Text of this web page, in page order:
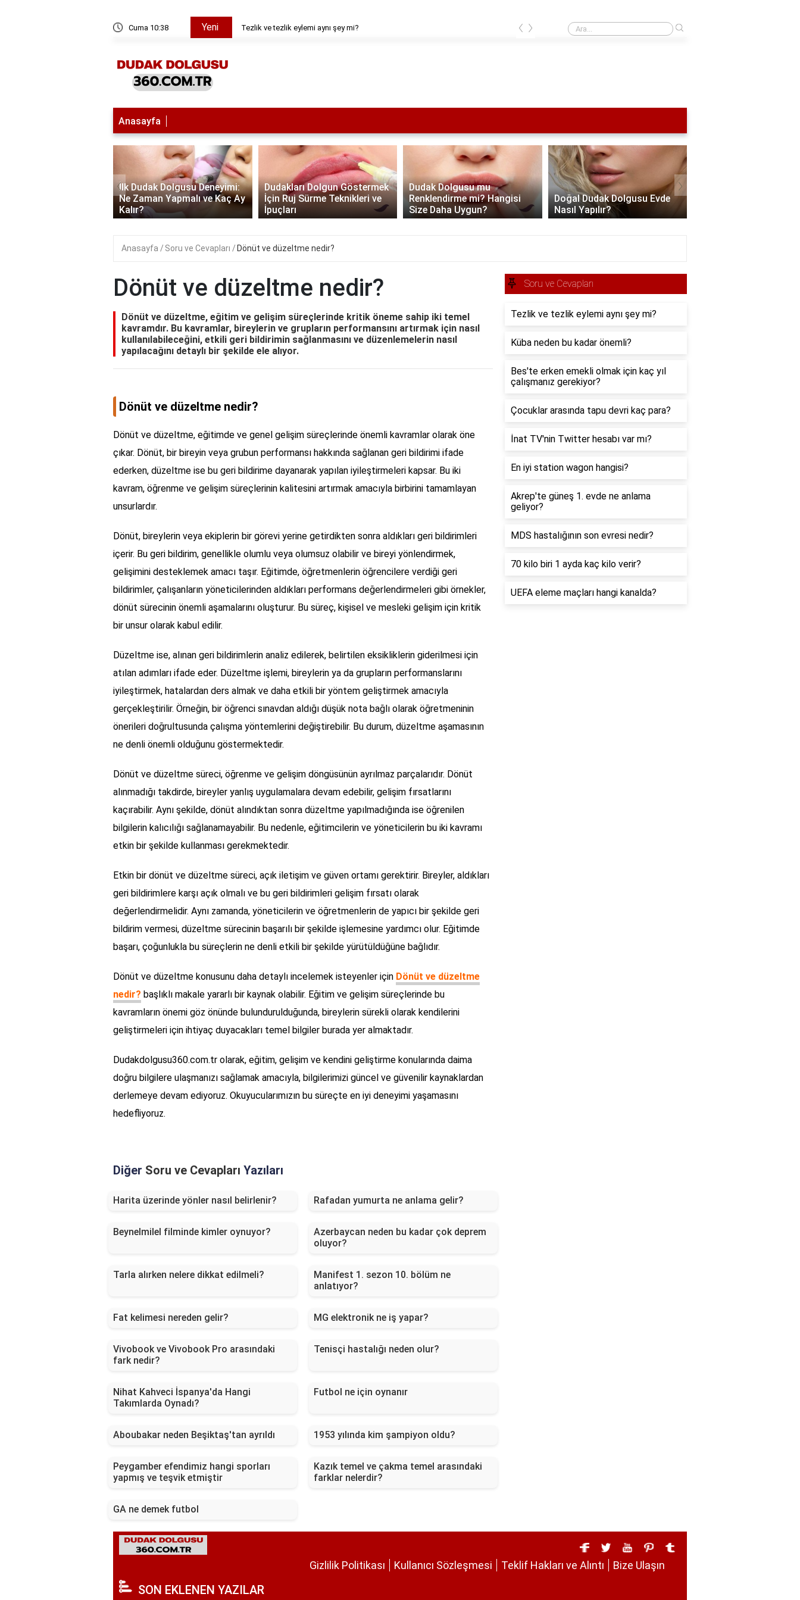
Cuma 10:38 Yeni Tezlik ve tezlik eylemi aynı şey mi? Küba neden bu kadar önemli?
‹ ›
Anasayfa
İlk Dudak Dolgusu Deneyimi:
Ne Zaman Yapmalı ve Kaç Ay
Kalır?
Dudakları Dolgun Göstermek
İçin Ruj Sürme Teknikleri ve
İpuçları
Dudak Dolgusu mu
Renklendirme mi? Hangisi
Size Daha Uygun?
Doğal Dudak Dolgusu Evde
Nasıl Yapılır?
‹ ›
Anasayfa Soru ve Cevapları Dönüt ve düzeltme nedir?
Dönüt ve düzeltme nedir?
Dönüt ve düzeltme, eğitim ve gelişim süreçlerinde kritik öneme sahip iki temel
kavramdır. Bu kavramlar, bireylerin ve grupların performansını artırmak için nasıl
kullanılabileceğini, etkili geri bildirimin sağlanmasını ve düzenlemelerin nasıl
yapılacağını detaylı bir şekilde ele alıyor.
Dönüt ve düzeltme nedir?
Dönüt ve düzeltme, eğitimde ve genel gelişim süreçlerinde önemli kavramlar olarak öne
çıkar. Dönüt, bir bireyin veya grubun performansı hakkında sağlanan geri bildirimi ifade
ederken, düzeltme ise bu geri bildirime dayanarak yapılan iyileştirmeleri kapsar. Bu iki
kavram, öğrenme ve gelişim süreçlerinin kalitesini artırmak amacıyla birbirini tamamlayan
unsurlardır.
Dönüt, bireylerin veya ekiplerin bir görevi yerine getirdikten sonra aldıkları geri bildirimleri
içerir. Bu geri bildirim, genellikle olumlu veya olumsuz olabilir ve bireyi yönlendirmek,
gelişimini desteklemek amacı taşır. Eğitimde, öğretmenlerin öğrencilere verdiği geri
bildirimler, çalışanların yöneticilerinden aldıkları performans değerlendirmeleri gibi örnekler,
dönüt sürecinin önemli aşamalarını oluşturur. Bu süreç, kişisel ve mesleki gelişim için kritik
bir unsur olarak kabul edilir.
Düzeltme ise, alınan geri bildirimlerin analiz edilerek, belirtilen eksikliklerin giderilmesi için
atılan adımları ifade eder. Düzeltme işlemi, bireylerin ya da grupların performanslarını
iyileştirmek, hatalardan ders almak ve daha etkili bir yöntem geliştirmek amacıyla
gerçekleştirilir. Örneğin, bir öğrenci sınavdan aldığı düşük nota bağlı olarak öğretmeninin
önerileri doğrultusunda çalışma yöntemlerini değiştirebilir. Bu durum, düzeltme aşamasının
ne denli önemli olduğunu göstermektedir.
Dönüt ve düzeltme süreci, öğrenme ve gelişim döngüsünün ayrılmaz parçalarıdır. Dönüt
alınmadığı takdirde, bireyler yanlış uygulamalara devam edebilir, gelişim fırsatlarını
kaçırabilir. Aynı şekilde, dönüt alındıktan sonra düzeltme yapılmadığında ise öğrenilen
bilgilerin kalıcılığı sağlanamayabilir. Bu nedenle, eğitimcilerin ve yöneticilerin bu iki kavramı
etkin bir şekilde kullanması gerekmektedir.
Etkin bir dönüt ve düzeltme süreci, açık iletişim ve güven ortamı gerektirir. Bireyler, aldıkları
geri bildirimlere karşı açık olmalı ve bu geri bildirimleri gelişim fırsatı olarak
değerlendirmelidir. Aynı zamanda, yöneticilerin ve öğretmenlerin de yapıcı bir şekilde geri
bildirim vermesi, düzeltme sürecinin başarılı bir şekilde işlemesine yardımcı olur. Eğitimde
başarı, çoğunlukla bu süreçlerin ne denli etkili bir şekilde yürütüldüğüne bağlıdır.
Dönüt ve düzeltme konusunu daha detaylı incelemek isteyenler için Dönüt ve düzeltme
nedir? başlıklı makale yararlı bir kaynak olabilir. Eğitim ve gelişim süreçlerinde bu
kavramların önemi göz önünde bulundurulduğunda, bireylerin sürekli olarak kendilerini
geliştirmeleri için ihtiyaç duyacakları temel bilgiler burada yer almaktadır.
Dudakdolgusu360.com.tr olarak, eğitim, gelişim ve kendini geliştirme konularında daima
doğru bilgilere ulaşmanızı sağlamak amacıyla, bilgilerimizi güncel ve güvenilir kaynaklardan
derlemeye devam ediyoruz. Okuyucularımızın bu süreçte en iyi deneyimi yaşamasını
hedefliyoruz.
Diğer Soru ve Cevapları Yazıları
Harita üzerinde yönler nasıl belirlenir? Rafadan yumurta ne anlama gelir?
Beynelmilel filminde kimler oynuyor?
Azerbaycan neden bu kadar çok deprem
oluyor?
Tarla alırken nelere dikkat edilmeli?
Manifest 1. sezon 10. bölüm ne
anlatıyor?
Fat kelimesi nereden gelir? MG elektronik ne iş yapar?
Vivobook ve Vivobook Pro arasındaki
fark nedir?
Tenisçi hastalığı neden olur?
Nihat Kahveci İspanya'da Hangi
Takımlarda Oynadı?
Futbol ne için oynanır
Aboubakar neden Beşiktaş'tan ayrıldı 1953 yılında kim şampiyon oldu?
Peygamber efendimiz hangi sporları
yapmış ve teşvik etmiştir
Kazık temel ve çakma temel arasındaki
farklar nelerdir?
GA ne demek futbol
Soru ve Cevapları
Tezlik ve tezlik eylemi aynı şey mi?
Küba neden bu kadar önemli?
Bes'te erken emekli olmak için kaç yıl
çalışmanız gerekiyor?
Çocuklar arasında tapu devri kaç para?
İnat TV'nin Twitter hesabı var mı?
En iyi station wagon hangisi?
Akrep'te güneş 1. evde ne anlama
geliyor?
MDS hastalığının son evresi nedir?
70 kilo biri 1 ayda kaç kilo verir?
UEFA eleme maçları hangi kanalda?
Gizlilik Politikası Kullanıcı Sözleşmesi Teklif Hakları ve Alıntı Bize Ulaşın
SON EKLENEN YAZILAR